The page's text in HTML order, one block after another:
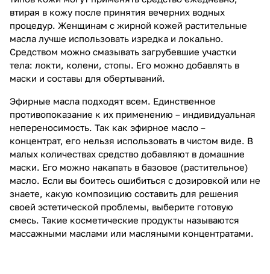
втирая в кожу после принятия вечерних водных
процедур. Женщинам с жирной кожей растительные
масла лучше использовать изредка и локально.
Средством можно смазывать загрубевшие участки
тела: локти, колени, стопы. Его можно добавлять в
маски и составы для обертываний.
Эфирные масла подходят всем. Единственное
противопоказание к их применению – индивидуальная
непереносимость. Так как эфирное масло –
концентрат, его нельзя использовать в чистом виде. В
малых количествах средство добавляют в домашние
маски. Его можно накапать в базовое (растительное)
масло. Если вы боитесь ошибиться с дозировкой или не
знаете, какую композицию составить для решения
своей эстетической проблемы, выберите готовую
смесь. Такие косметические продукты называются
массажными маслами или масляными концентратами.